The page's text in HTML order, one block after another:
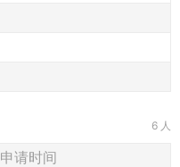
6 人
申请时间